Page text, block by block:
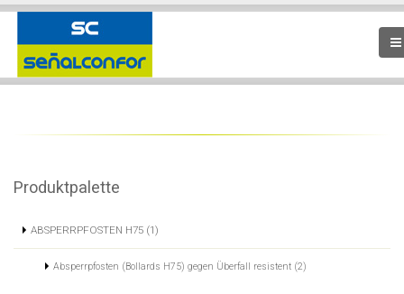
Produktpalette
ABSPERRPFOSTEN H75 (1)
Absperrpfosten (Bollards H75) gegen Überfall resistent (2)